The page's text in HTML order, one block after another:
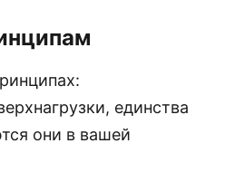
единства
они в вашей